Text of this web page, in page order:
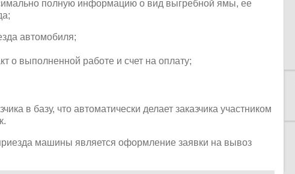
полную информацию о вид выгребной ямы, ее
автомобиля;
о выполненной работе и счет на оплату;
в базу, что автоматически делает заказчика участником
машины является оформление заявки на вывоз